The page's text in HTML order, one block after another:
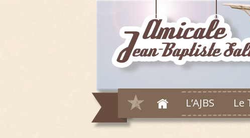
L’AJBS Le